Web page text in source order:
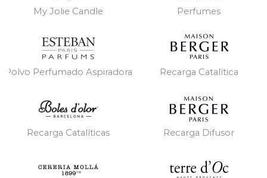
My Jolie Candle Perfumes
Polvo Perfumado Aspiradora Recarga Catalítica
Recarga Catalíticas Recarga Difusor